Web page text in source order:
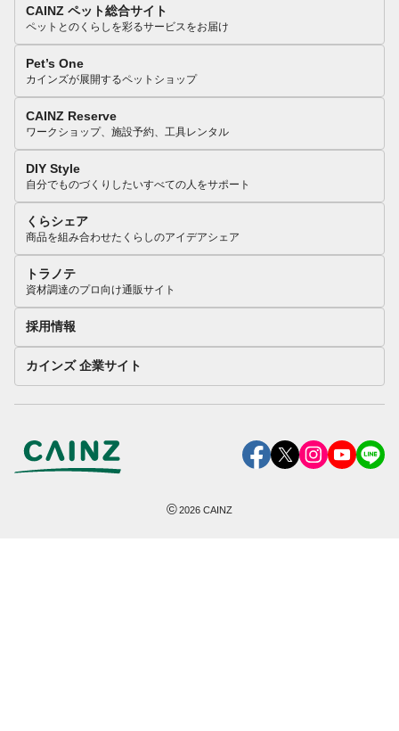
CAINZ ペット総合サイト
ペットとのくらしを彩るサービスをお届け
Pet’s One
カインズが展開するペットショップ
CAINZ Reserve
ワークショップ、施設予約、工具レンタル
DIY Style
自分でものづくりしたいすべての人をサポート
くらシェア
商品を組み合わせたくらしのアイデアシェア
トラノテ
資材調達のプロ向け通販サイト
採用情報
カインズ 企業サイト
©2026 CAINZ